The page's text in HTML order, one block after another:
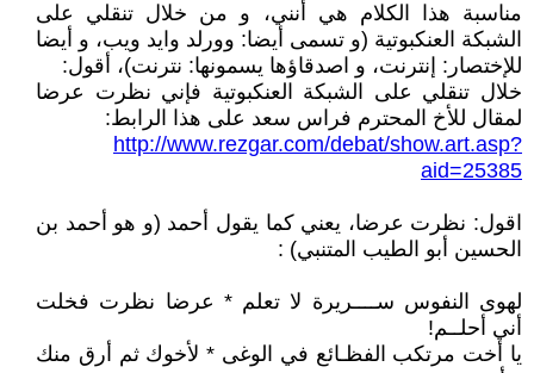
مناسبة هذا الكلام هي أنني، و من خلال تنقلي على
الشبكة العنكبوتية (و تسمى أيضا: وورلد وايد ويب، و أيضا
للإختصار: إنترنت، و اصدقاؤها يسمونها: نترنت)، أقول:
خلال تنقلي على الشبكة العنكبوتية فإني نظرت عرضا
لمقال للأخ المحترم فراس سعد على هذا الرابط:
http://www.rezgar.com/debat/show.art.asp?
aid=25385
اقول: نظرت عرضا، يعني كما يقول أحمد (و هو أحمد بن
الحسين أبو الطيب المتنبي) :
لهوى النفوس ســــريرة لا تعلم * عرضا نظرت فخلت
أني أحلــم!
يا أخت مرتكب الفظـائع في الوغى * لأخوك ثم أرق منك